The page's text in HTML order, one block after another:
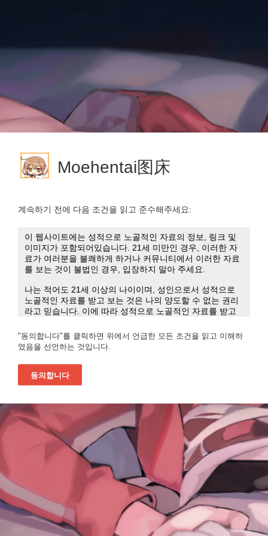
Moehentai图床
계속하기 전에 다음 조건을 읽고 준수해주세요:
"동의합니다"를 클릭하면 위에서 언급한 모든 조건을 읽고 이해하
였음을 선언하는 것입니다.
동의합니다